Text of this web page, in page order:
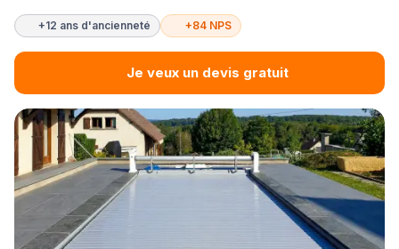
+12 ans d'ancienneté +84 NPS
Je veux un devis gratuit